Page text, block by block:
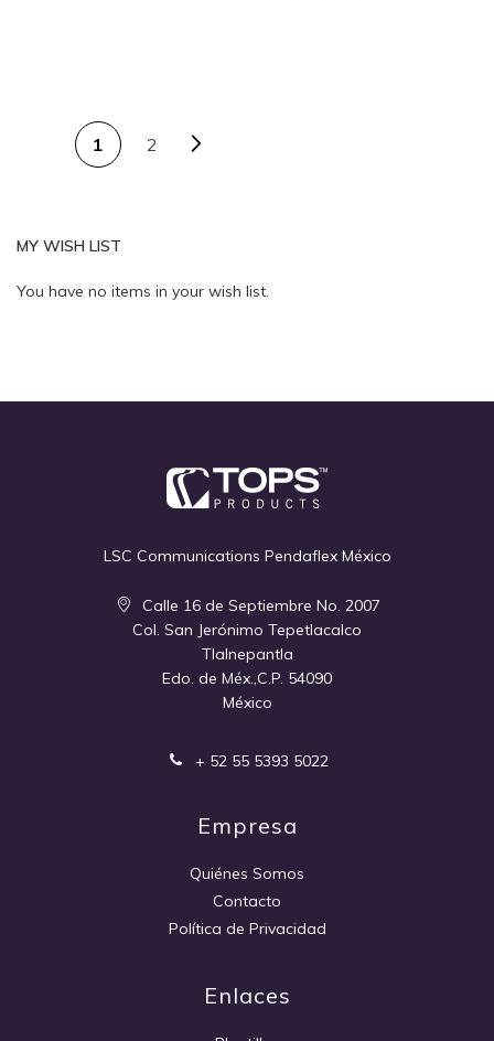
You're currently
1 2
MY WISH LIST
You have no items in your wish list.
LSC Communications Pendaflex México
Calle 16 de Septiembre No. 2007
Col. San Jerónimo Tepetlacalco
Tlalnepantla
Edo. de Méx.,C.P. 54090
México
+ 52 55 5393 5022
Empresa
Quiénes Somos
Contacto
Política de Privacidad
Enlaces